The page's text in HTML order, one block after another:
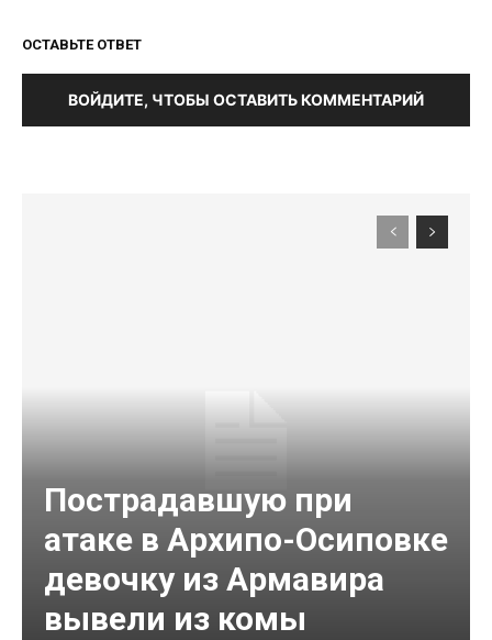
ОСТАВЬТЕ ОТВЕТ
ВОЙДИТЕ, ЧТОБЫ ОСТАВИТЬ КОММЕНТАРИЙ
Пострадавшую при
атаке в Архипо-Осиповке
девочку из Армавира
вывели из комы